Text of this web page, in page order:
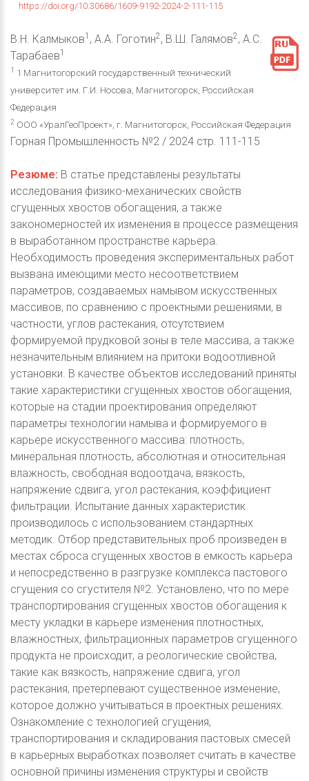
https://doi.org/10.30686/1609-9192-2024-2-111-115
В.Н. Калмыков1 , А.А. Гоготин2, В.Ш. Галямов2, А.С.
Тарабаев1
1
1 Магнитогорский государственный технический
университет им. Г.И. Носова, Магнитогорск, Российская
Федерация
2 ООО «УралГеоПроект», г. Магнитогорск, Российская Федерация
Горная Промышленность №2 / 2024 стр. 111-115
Резюме: В статье представлены результаты
исследования физико-механических свойств
сгущенных хвостов обогащения, а также
закономерностей их изменения в процессе размещения
в выработанном пространстве карьера.
Необходимость проведения экспериментальных работ
вызвана имеющими место несоответствием
параметров, создаваемых намывом искусственных
массивов, по сравнению с проектными решениями, в
частности, углов растекания, отсутствием
формируемой прудковой зоны в теле массива, а также
незначительным влиянием на притоки водоотливной
установки. В качестве объектов исследований приняты
такие характеристики сгущенных хвостов обогащения,
которые на стадии проектирования определяют
параметры технологии намыва и формируемого в
карьере искусственного массива: плотность,
минеральная плотность, абсолютная и относительная
влажность, свободная водоотдача, вязкость,
напряжение сдвига, угол растекания, коэффициент
фильтрации. Испытание данных характеристик
производилось с использованием стандартных
методик. Отбор представительных проб произведен в
местах сброса сгущенных хвостов в емкость карьера
и непосредственно в разгрузке комплекса пастового
сгущения со сгустителя №2. Установлено, что по мере
транспортирования сгущенных хвостов обогащения к
месту укладки в карьере изменения плотностных,
влажностных, фильтрационных параметров сгущенного
продукта не происходит, а реологические свойства,
такие как вязкость, напряжение сдвига, угол
растекания, претерпевают существенное изменение,
которое должно учитываться в проектных решениях.
Ознакомление с технологией сгущения,
транспортирования и складирования пастовых смесей
в карьерных выработках позволяет считать в качестве
основной причины изменения структуры и свойств